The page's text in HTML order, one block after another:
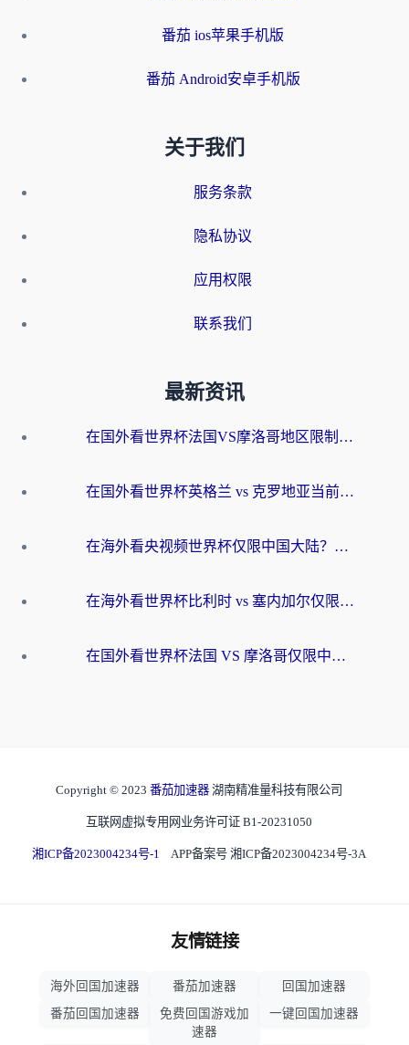
番茄 ios苹果手机版
番茄 Android安卓手机版
关于我们
服务条款
隐私协议
应用权限
联系我们
最新资讯
在国外看世界杯法国VS摩洛哥地区限制？这篇指南让你流畅看中文解说无压力
在国外看世界杯英格兰 vs 克罗地亚当前地区不可播放？这篇指南帮你搞定所有海外观赛难题
在海外看央视频世界杯仅限中国大陆？这篇指南帮你解锁中文解说+无卡顿直播
在海外看世界杯比利时 vs 塞内加尔仅限中国大陆？我找到了最流畅的中文解说之路
在国外看世界杯法国 VS 摩洛哥仅限中国大陆？海外党这样看中文解说赛事不卡顿
Copyright © 2023 番茄加速器 湖南精准量科技有限公司
互联网虚拟专用网业务许可证 B1-20231050
湘ICP备2023004234号-1 APP备案号 湘ICP备2023004234号-3A
友情链接
海外回国加速器 番茄加速器
回国加速器
番茄回国加速器
免费回国游戏加
速器
一键回国加速器